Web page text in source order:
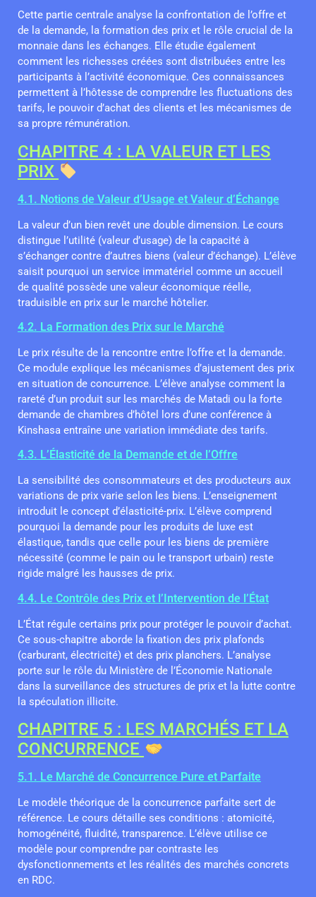
Cette partie centrale analyse la confrontation de l’offre et
de la demande, la formation des prix et le rôle crucial de la
monnaie dans les échanges. Elle étudie également
comment les richesses créées sont distribuées entre les
participants à l’activité économique. Ces connaissances
permettent à l’hôtesse de comprendre les fluctuations des
tarifs, le pouvoir d’achat des clients et les mécanismes de
sa propre rémunération.
CHAPITRE 4 : LA VALEUR ET LES
PRIX
4.1. Notions de Valeur d’Usage et Valeur d’Échange
La valeur d’un bien revêt une double dimension. Le cours
distingue l’utilité (valeur d’usage) de la capacité à
s’échanger contre d’autres biens (valeur d’échange). L’élève
saisit pourquoi un service immatériel comme un accueil
de qualité possède une valeur économique réelle,
traduisible en prix sur le marché hôtelier.
4.2. La Formation des Prix sur le Marché
Le prix résulte de la rencontre entre l’offre et la demande.
Ce module explique les mécanismes d’ajustement des prix
en situation de concurrence. L’élève analyse comment la
rareté d’un produit sur les marchés de Matadi ou la forte
demande de chambres d’hôtel lors d’une conférence à
Kinshasa entraîne une variation immédiate des tarifs.
4.3. L’Élasticité de la Demande et de l’Offre
La sensibilité des consommateurs et des producteurs aux
variations de prix varie selon les biens. L’enseignement
introduit le concept d’élasticité-prix. L’élève comprend
pourquoi la demande pour les produits de luxe est
élastique, tandis que celle pour les biens de première
nécessité (comme le pain ou le transport urbain) reste
rigide malgré les hausses de prix.
4.4. Le Contrôle des Prix et l’Intervention de l’État
L’État régule certains prix pour protéger le pouvoir d’achat.
Ce sous-chapitre aborde la fixation des prix plafonds
(carburant, électricité) et des prix planchers. L’analyse
porte sur le rôle du Ministère de l’Économie Nationale
dans la surveillance des structures de prix et la lutte contre
la spéculation illicite.
CHAPITRE 5 : LES MARCHÉS ET LA
CONCURRENCE
5.1. Le Marché de Concurrence Pure et Parfaite
Le modèle théorique de la concurrence parfaite sert de
référence. Le cours détaille ses conditions : atomicité,
homogénéité, fluidité, transparence. L’élève utilise ce
modèle pour comprendre par contraste les
dysfonctionnements et les réalités des marchés concrets
en RDC.